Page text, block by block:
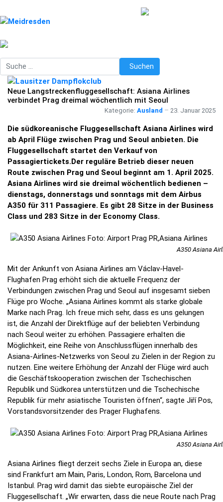
Suchen Suchen
Neue Langstreckenfluggesellschaft: Asiana Airlines
verbindet Prag dreimal wöchentlich mit Seoul
Kategorie: Ausland 23. Januar 2025
Die südkoreanische Fluggesellschaft Asiana Airlines wird
ab April Flüge zwischen Prag und Seoul anbieten. Die
Fluggesellschaft startet den Verkauf von
Passagiertickets.Der reguläre Betrieb dieser neuen
Route zwischen Prag und Seoul beginnt am 1. April 2025.
Asiana Airlines wird sie dreimal wöchentlich bedienen –
dienstags, donnerstags und sonntags mit dem Airbus
A350 für 311 Passagiere. Es gibt 28 Sitze in der Business
Class und 283 Sitze in der Economy Class.
A350 Asiana
Mit der Ankunft von Asiana Airlines am Václav-Havel-
Flughafen Prag erhöht sich die aktuelle Frequenz der
Verbindungen zwischen Prag und Seoul auf insgesamt sieben
Flüge pro Woche. „Asiana Airlines kommt als starke globale
Marke nach Prag. Ich freue mich sehr, dass es uns gelungen
ist, die Anzahl der Direktflüge auf der beliebten Verbindung
nach Seoul weiter zu erhöhen. Passagiere erhalten die
Möglichkeit, eine Reihe von Anschlussflügen innerhalb des
Asiana-Airlines-Netzwerks von Seoul zu Zielen in der Region zu
nutzen. Eine weitere Erhöhung der Anzahl der Flüge wird auch
die Geschäftskooperation zwischen der Tschechischen
Republik und Südkorea unterstützen und die Tschechische
Republik für mehr asiatische Touristen öffnen“, sagte Jiří Pos,
Vorstandsvorsitzender des Prager Flughafens.
A350 Asiana
Asiana Airlines fliegt derzeit sechs Ziele in Europa an, diese
sind Frankfurt am Main, Paris, London, Rom, Barcelona und
Istanbul. Prag wird damit das siebte europäische Ziel der
Fluggesellschaft. „Wir erwarten, dass die neue Route nach Prag